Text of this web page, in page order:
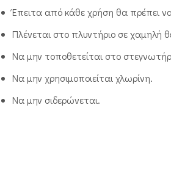
Έπειτα από κάθε χρήση θα πρέπει
Πλένεται στο πλυντήριο σε χαμηλή
Να μην τοποθετείται στο
Να μην χρησιμοποιείται χλωρίνη.
Να μην σιδερώνεται.